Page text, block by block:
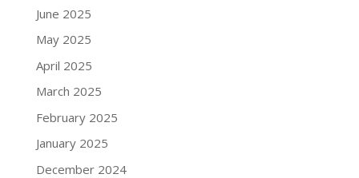
June 2025
May 2025
April 2025
March 2025
February 2025
January 2025
December 2024